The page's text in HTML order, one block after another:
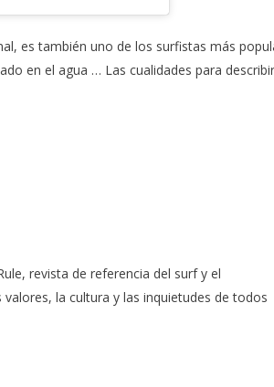
es también uno de los surfistas más
en el agua … Las cualidades para
revista de referencia del surf y el
la cultura y las inquietudes de todos